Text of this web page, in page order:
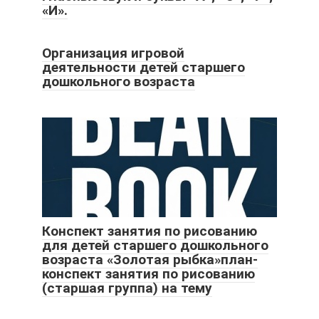
«И».
Организация игровой
деятельности детей старшего
дошкольного возраста
Конспект занятия по рисованию
для детей старшего дошкольного
возраста «Золотая рыбка»план-
конспект занятия по рисованию
(старшая группа) на тему